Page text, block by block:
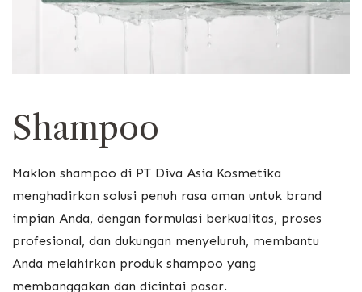
Shampoo
Maklon shampoo di PT Diva Asia Kosmetika
menghadirkan solusi penuh rasa aman untuk brand
impian Anda, dengan formulasi berkualitas, proses
profesional, dan dukungan menyeluruh, membantu
Anda melahirkan produk shampoo yang
membanggakan dan dicintai pasar.